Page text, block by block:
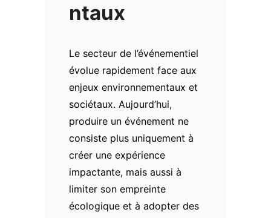
ntaux
Le secteur de l’événementiel
évolue rapidement face aux
enjeux environnementaux et
sociétaux. Aujourd’hui,
produire un événement ne
consiste plus uniquement à
créer une expérience
impactante, mais aussi à
limiter son empreinte
écologique et à adopter des